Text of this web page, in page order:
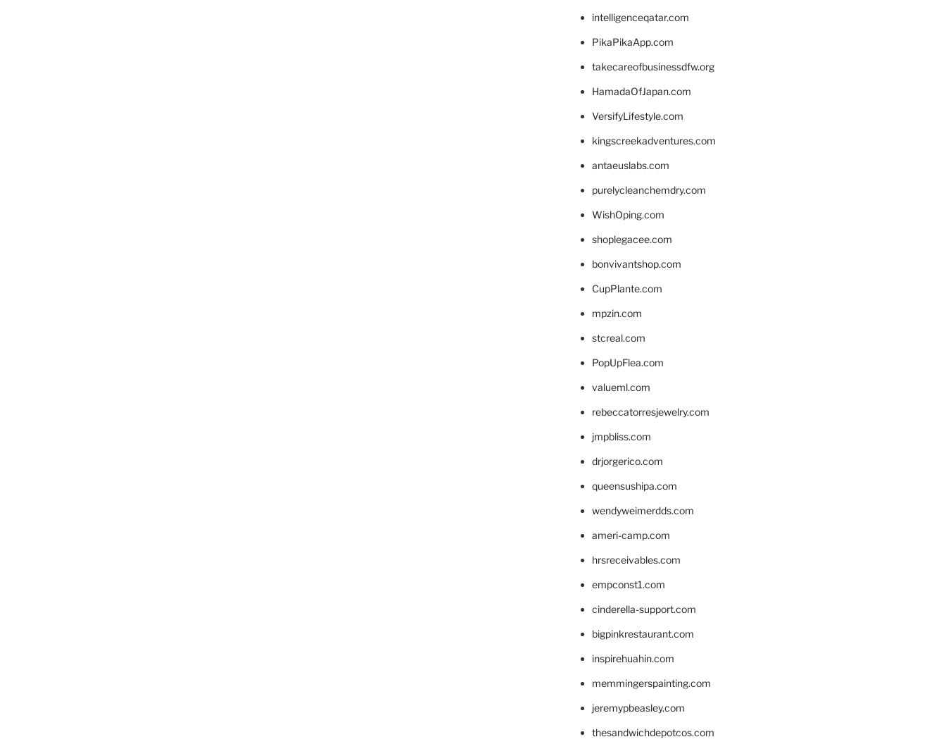
intelligenceqatar.com
PikaPikaApp.com
takecareofbusinessdfw.org
HamadaOfJapan.com
VersifyLifestyle.com
kingscreekadventures.com
antaeuslabs.com
purelycleanchemdry.com
WishOping.com
shoplegacee.com
bonvivantshop.com
CupPlante.com
mpzin.com
stcreal.com
PopUpFlea.com
valueml.com
rebeccatorresjewelry.com
jmpbliss.com
drjorgerico.com
queensushipa.com
wendyweimerdds.com
ameri-camp.com
hrsreceivables.com
empconst1.com
cinderella-support.com
bigpinkrestaurant.com
inspirehuahin.com
memmingerspainting.com
jeremypbeasley.com
thesandwichdepotcos.com